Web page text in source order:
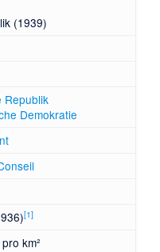
(1939)
Republik
Demokratie
[1]
km²